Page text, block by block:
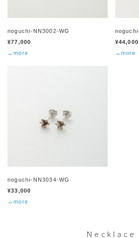
noguchi-NN3002-WG
¥77,000
→more
¥44,000
→more
noguchi-NN3034-WG
¥33,000
→more
Necklace